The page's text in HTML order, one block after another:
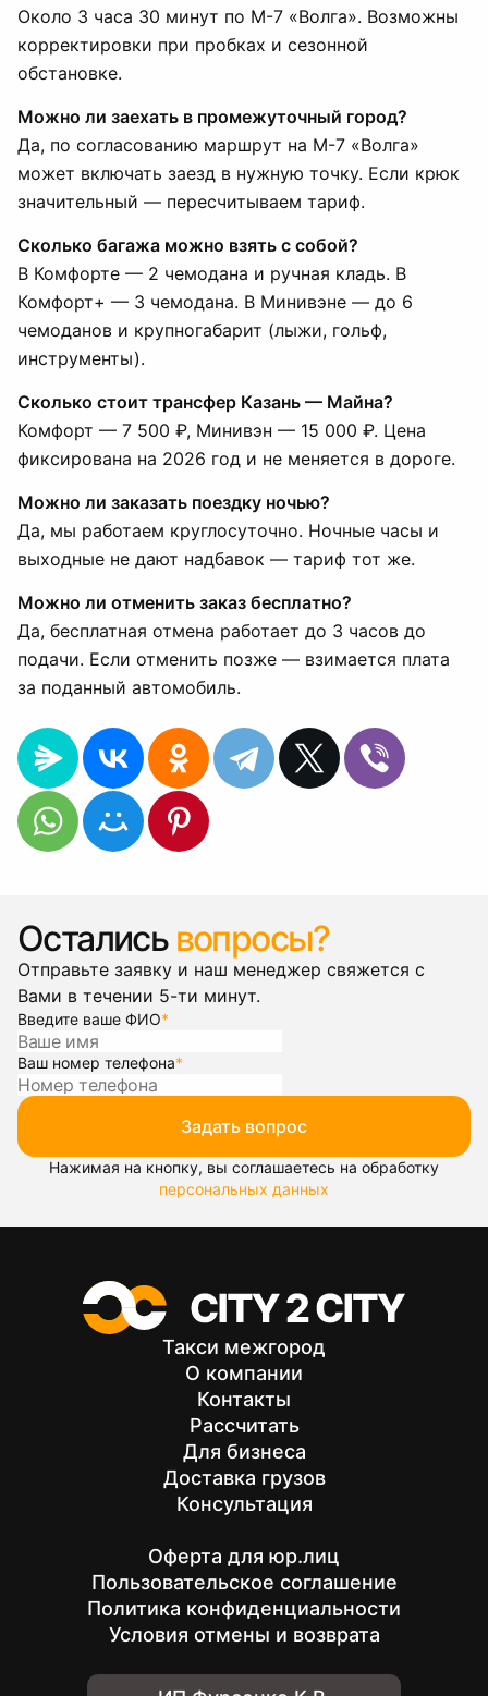
Около 3 часа 30 минут по М-7 «Волга». Возможны
корректировки при пробках и сезонной
обстановке.
Можно ли заехать в промежуточный город?
Да, по согласованию маршрут на М-7 «Волга»
может включать заезд в нужную точку. Если крюк
значительный — пересчитываем тариф.
Сколько багажа можно взять с собой?
В Комфорте — 2 чемодана и ручная кладь. В
Комфорт+ — 3 чемодана. В Минивэне — до 6
чемоданов и крупногабарит (лыжи, гольф,
инструменты).
Сколько стоит трансфер Казань — Майна?
Комфорт — 7 500 ₽, Минивэн — 15 000 ₽. Цена
фиксирована на 2026 год и не меняется в дороге.
Можно ли заказать поездку ночью?
Да, мы работаем круглосуточно. Ночные часы и
выходные не дают надбавок — тариф тот же.
Можно ли отменить заказ бесплатно?
Да, бесплатная отмена работает до 3 часов до
подачи. Если отменить позже — взимается плата
за поданный автомобиль.
Остались вопросы?
Отправьте заявку и наш менеджер свяжется с
Вами в течении 5-ти минут.
Введите ваше ФИО*
Ваш номер телефона*
Задать вопрос
Нажимая на кнопку, вы соглашаетесь на обработку
персональных данных
Такси межгород
О компании
Контакты
Рассчитать
Для бизнеса
Доставка грузов
Консультация
Оферта для юр.лиц
Пользовательское соглашение
Политика конфиденциальности
Условия отмены и возврата